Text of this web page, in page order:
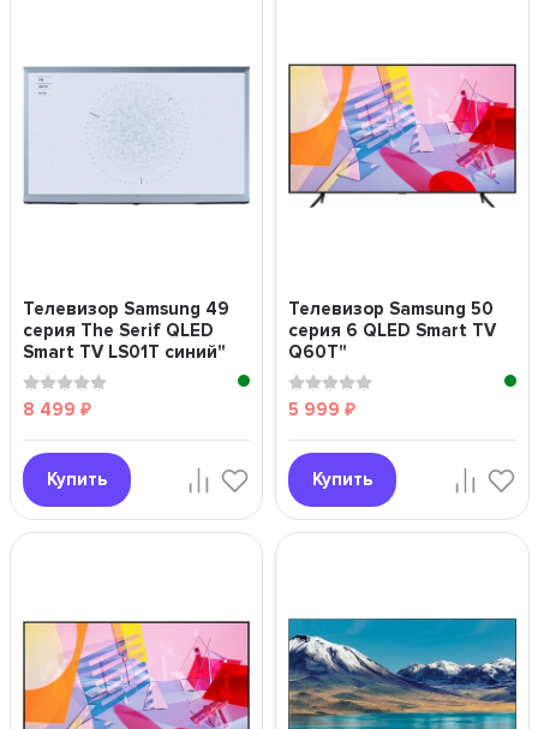
Телевизор Samsung 49
серия The Serif QLED
Smart TV LS01T синий"
8 499 ₽
Купить
Телевизор Samsung 50
серия 6 QLED Smart TV
Q60T"
5 999 ₽
Купить